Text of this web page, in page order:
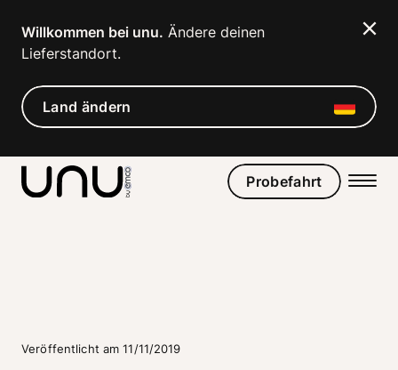
Willkommen bei unu. Ändere deinen
Lieferstandort.
Land ändern
Probefahrt
Veröffentlicht am 11/11/2019